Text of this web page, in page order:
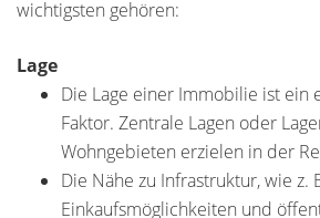
wichtigsten gehören:
Lage
Die Lage einer Immobilie ist ein
Faktor. Zentrale Lagen oder
Wohngebieten erzielen in der
Die Nähe zu Infrastruktur, wie z.
Einkaufsmöglichkeiten und